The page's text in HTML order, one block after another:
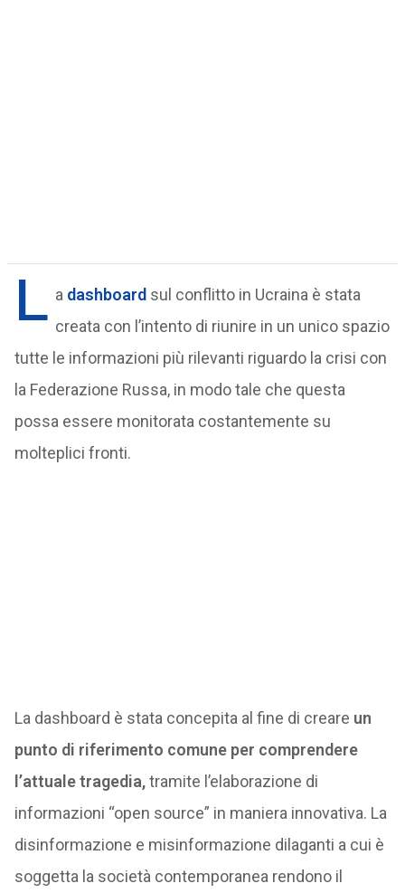
L a dashboard sul conflitto in Ucraina è stata
creata con l’intento di riunire in un unico spazio
tutte le informazioni più rilevanti riguardo la crisi con
la Federazione Russa, in modo tale che questa
possa essere monitorata costantemente su
molteplici fronti.
La dashboard è stata concepita al fine di creare un
punto di riferimento comune per comprendere
l’attuale tragedia,tramite l’elaborazione di
informazioni “open source” in maniera innovativa. La
disinformazione e misinformazione dilaganti a cui è
soggetta la società contemporanea rendono il